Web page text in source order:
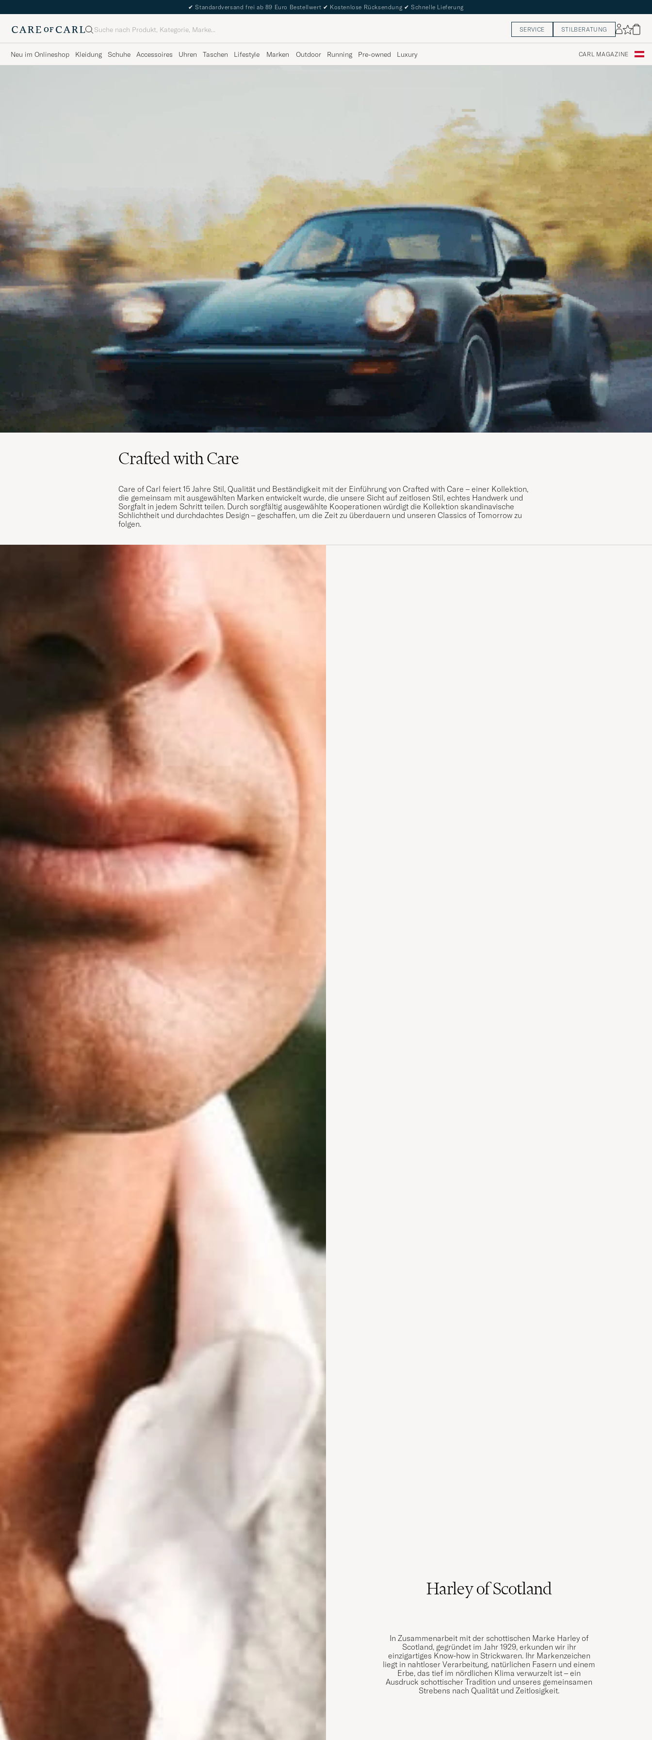
✔ Standardversand frei ab 89 Euro Bestellwert ✔ Kostenlose Rücksendung ✔ Schnelle Lieferung
Suche SERVICE STILBERATUNG
Neu im Onlineshop Kleidung Schuhe Accessoires Uhren Taschen Lifestyle Marken Outdoor Running Pre-owned Luxury CARL MAGAZINE
Crafted with Care
Care of Carl feiert 15 Jahre Stil, Qualität und Beständigkeit mit der Einführung von Crafted with Care – einer Kollektion,
die gemeinsam mit ausgewählten Marken entwickelt wurde, die unsere Sicht auf zeitlosen Stil, echtes Handwerk und
Sorgfalt in jedem Schritt teilen. Durch sorgfältig ausgewählte Kooperationen würdigt die Kollektion skandinavische
Schlichtheit und durchdachtes Design – geschaffen, um die Zeit zu überdauern und unseren Classics of Tomorrow zu
folgen.
Harley of Scotland
In Zusammenarbeit mit der schottischen Marke Harley of
Scotland, gegründet im Jahr 1929, erkunden wir ihr
einzigartiges Know-how in Strickwaren. Ihr Markenzeichen
liegt in nahtloser Verarbeitung, natürlichen Fasern und einem
Erbe, das tief im nördlichen Klima verwurzelt ist – ein
Ausdruck schottischer Tradition und unseres gemeinsamen
Strebens nach Qualität und Zeitlosigkeit.